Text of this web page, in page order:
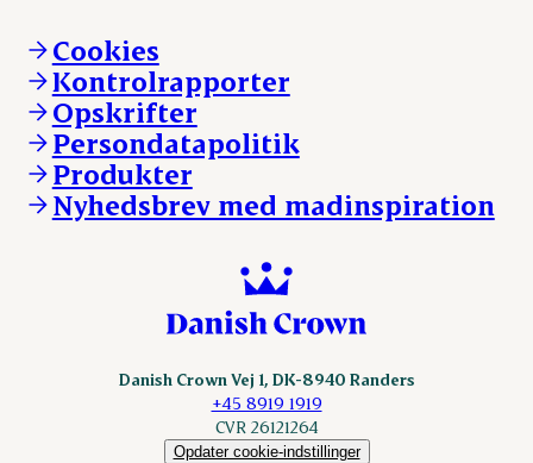
Vores resultater
Vores lokationer
Kontakt
Andelsejere - kreatur
Danishcrownprofessional.com
DAT-Schaub.com
ESS-FOOD.com
Fonden Dansk Gastronomi
KLS.se
nordicspoor.com
Scanhide.dk
Cookies
Kontrolrapporter
Opskrifter
Persondatapolitik
Produkter
Nyhedsbrev med madinspiration
Danish Crown Vej 1, DK-8940 Randers
+45 8919 1919
CVR 26121264
Opdater cookie-indstillinger